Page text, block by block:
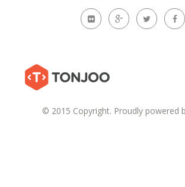
© 2015 Copyright. Proudly powered